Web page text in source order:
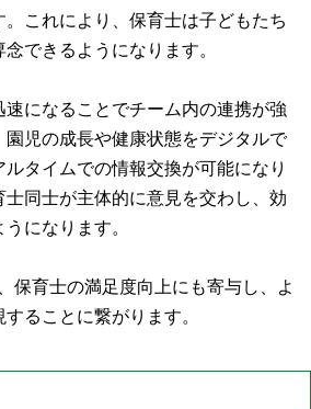
。これにより、保育士は子どもたち
できるようになります。
速になることでチーム内の連携が強
児の成長や健康状態をデジタルで
タイムでの情報交換が可能になり
士同士が主体的に意見を交わし、効
になります。
保育士の満足度向上にも寄与し、よ
ることに繋がります。